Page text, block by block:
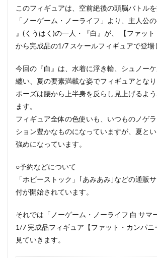
このフィギュアは、空前絶後の頭脳バトル
「ノーゲーム・ノーライフ」より、主人公
』(くうはく)の一人・『白』が、 【ファット
から完成品の1/7 スケールフィギュアで登場
今回の『白』は、水着に浮き輪、シュノー
纏い、夏の要素満載な姿でフィギュアとなり
ポーズは腰から上半身を反らし見上げるよ
ます。
フィギュア全体の色使いも、いつものノゲ
ション豊かなものになっていますが、夏と
強めになっています。
○予約などについて
「ホビーストック」｢あみあみ｣などの通販
付が開始されています。
それでは「ノーゲーム・ノーライフ 白 サマ
1/7 完成品フィギュア【ファット・カンパニ
見ていきます。